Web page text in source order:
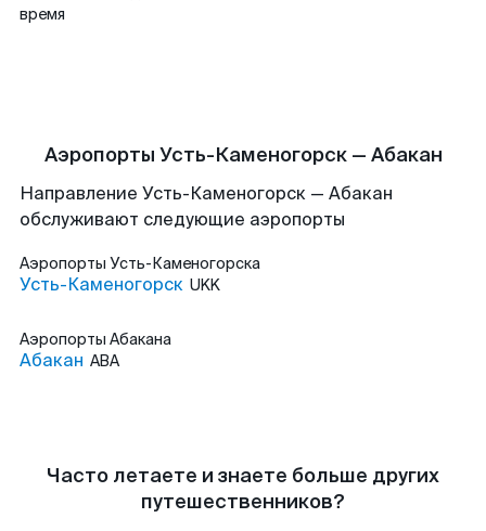
время
Аэропорты Усть-Каменогорск — Абакан
Направление Усть-Каменогорск — Абакан
обслуживают следующие аэропорты
Аэропорты Усть-Каменогорска
Усть-Каменогорск UKK
Аэропорты Абакана
Абакан ABA
Часто летаете и знаете больше других
путешественников?